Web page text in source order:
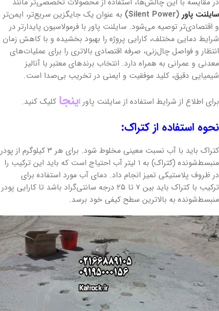
سایلنت پاور (Silent Power)
به عنوان یک جایگزین سریع‌تر، ایمن‌تر
و اقتصادی‌تر توصیه می‌شود. سایلنت پاور با فرمولاسیون پایدارتر در
شرایط دمایی مختلف، کارایی پروژه را بهبود بخشیده و با کاهش زمان
انتظار و فواصل چال‌زنی، صرفه اقتصادی بالاتری را برای عملیات‌های
معدنی و عمرانی به همراه دارد. انتخاب برندهای معتبر با آنالیز
شیمیایی دقیق، کلید موفقیت و ایمنی در تخریب بی‌صدا است.
برای اطلاع از شرایط استفاده از سایلنت پاور اینجا کلیک کنید.
نحوه استفاده از کتراک:
کتراک باید با آب نسبت معینی مخلوط شود. برای هر ۳ کیلوگرم از پودر
منبسط‌شونده (کتراک) به ۱ لیتر آب احتیاج است که باید این ترکیب را
در ظروف پلاستیکی تمیز انجام داد. دمای آب مورد استفاده برای
ترکیب با کتراک باید بین ۷ تا ۲۵ درجه سانتی‌گراد باشد تا کارایی پودر
منبسط‌شونده به بالاترین سطح کیفی خود برسد.